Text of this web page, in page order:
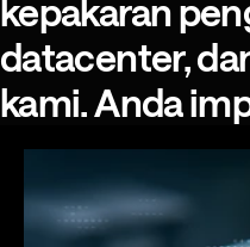
kepakaran
datacenter,
kami.Anda